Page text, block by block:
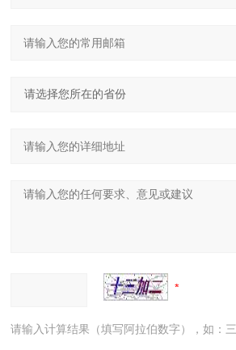
请输入计算结果（填写阿拉伯数字），如：